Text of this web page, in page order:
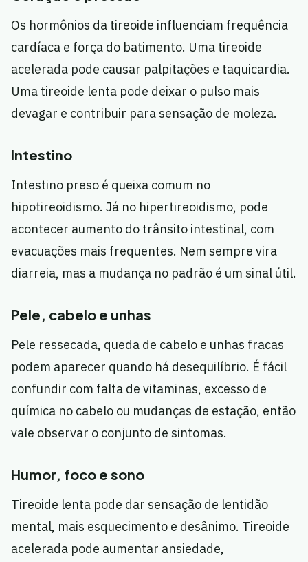
Os hormônios da tireoide influenciam frequência
cardíaca e força do batimento. Uma tireoide
acelerada pode causar palpitações e taquicardia.
Uma tireoide lenta pode deixar o pulso mais
devagar e contribuir para sensação de moleza.
Intestino
Intestino preso é queixa comum no
hipotireoidismo. Já no hipertireoidismo, pode
acontecer aumento do trânsito intestinal, com
evacuações mais frequentes. Nem sempre vira
diarreia, mas a mudança no padrão é um sinal útil.
Pele, cabelo e unhas
Pele ressecada, queda de cabelo e unhas fracas
podem aparecer quando há desequilíbrio. É fácil
confundir com falta de vitaminas, excesso de
química no cabelo ou mudanças de estação, então
vale observar o conjunto de sintomas.
Humor, foco e sono
Tireoide lenta pode dar sensação de lentidão
mental, mais esquecimento e desânimo. Tireoide
acelerada pode aumentar ansiedade,